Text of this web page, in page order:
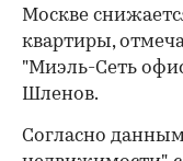
Москве
квартиры,
"Миэль-Сеть
Шленов.
Согласно